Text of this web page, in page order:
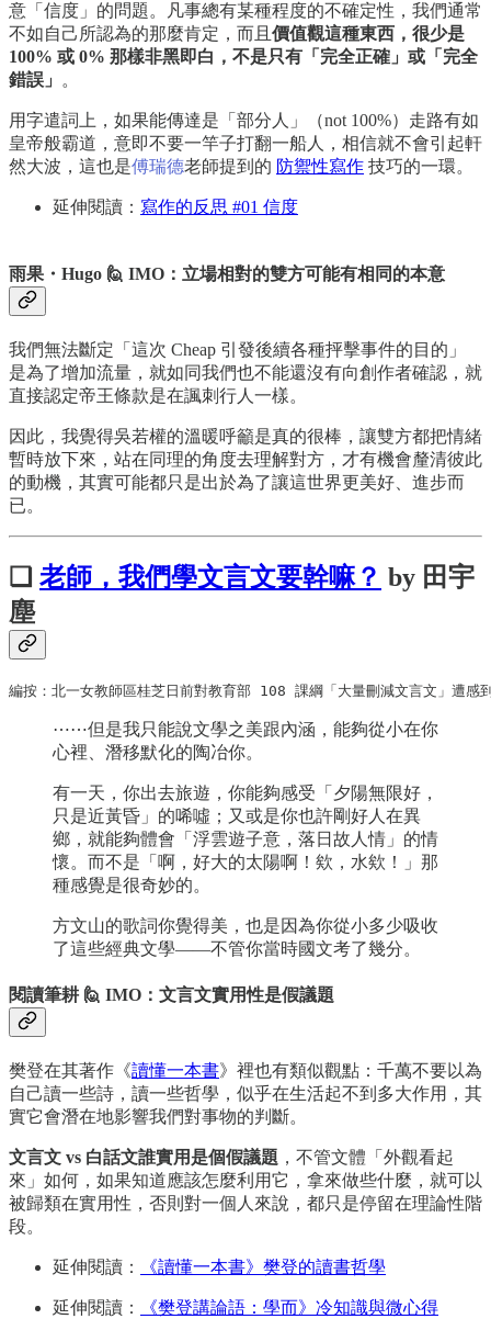
意「信度」的問題。凡事總有某種程度的不確定性，我們通常
不如自己所認為的那麼肯定，而且 價值觀這種東西，很少是
100% 或 0% 那樣非黑即白，不是只有「完全正確」或「完全
錯誤」
。
用字遣詞上，如果能傳達是「部分人」（not 100%）走路有如
皇帝般霸道，意即不要一竿子打翻一船人，相信就不會引起軒
然大波，這也是傅瑞德老師提到的 防禦性寫作 技巧的一環。
延伸閱讀： 寫作的反思 #01 信度
雨果・Hugo 🙋 IMO：立場相對的雙方可能有相同的本意
我們無法斷定「這次 Cheap 引發後續各種抨擊事件的目的」
是為了增加流量，就如同我們也不能還沒有向創作者確認，就
直接認定帝王條款是在諷刺行人一樣。
因此，我覺得吳若權的溫暖呼籲是真的很棒，讓雙方都把情緒
暫時放下來，站在同理的角度去理解對方，才有機會釐清彼此
的動機，其實可能都只是出於為了讓這世界更美好、進步而
已。
❏ 老師，我們學文言文要幹嘛？ by 田宇
塵
編按：北一女教師區桂芝日前對教育部 108 課綱「大量刪減文言文」遭感
⋯⋯但是我只能說文學之美跟內涵，能夠從小在你
心裡、潛移默化的陶冶你。
有一天，你出去旅遊，你能夠感受「夕陽無限好，
只是近黃昏」的唏噓；又或是你也許剛好人在異
鄉，就能夠體會「浮雲遊子意，落日故人情」的情
懷。而不是「啊，好大的太陽啊！欸，水欸！」那
種感覺是很奇妙的。
方文山的歌詞你覺得美，也是因為你從小多少吸收
了這些經典文學——不管你當時國文考了幾分。
閱讀筆耕 🙋 IMO：文言文實用性是假議題
樊登在其著作《讀懂一本書》裡也有類似觀點：千萬不要以為
自己讀一些詩，讀一些哲學，似乎在生活起不到多大作用，其
實它會潛在地影響我們對事物的判斷。
文言文 vs 白話文誰實用是個假議題 ，不管文體「外觀看起
來」如何，如果知道應該怎麼利用它，拿來做些什麼，就可以
被歸類在實用性，否則對一個人來說，都只是停留在理論性階
段。
延伸閱讀： 《讀懂一本書》樊登的讀書哲學
延伸閱讀： 《樊登講論語：學而》冷知識與微心得